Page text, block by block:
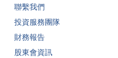
聯繫我們
投資服務團隊
財務報告
股東會資訊